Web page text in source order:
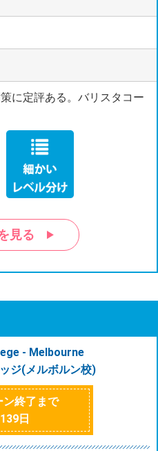
に定評ある。バリスタコー
見る
- Melbourne
ジ(メルボルン校)
ン終了まで
139日